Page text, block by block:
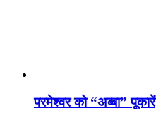
परमेश्वर को “अब्बा” पूकारें